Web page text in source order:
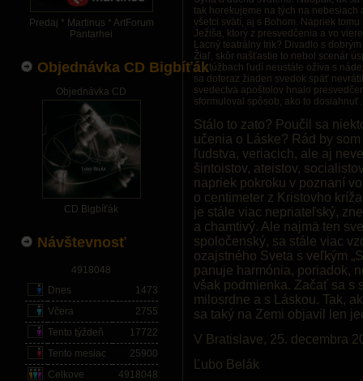
Predaj * Martinus * ArtForum
Pantarhei
Objednávka CD Bigbíťák
Objednávka CD
CD Bigbíťák
Návštevnosť
4918048
Dnes
1473
Včera
2755
Tento týždeň
17722
Tento mesiac
25900
Celkove
4918048
tak horekujeme na tých na
všetci svätí, aj s Bohom. Napriek
Ježiša, ktorý z presvedčenia a vo
Lacný teatrálny trik? Divadlo s
Žiaľ, skôr našťastie to nebol scenár
a v túžbach ľudí neustále ožíva s
sa doteraz žiaden svedok späť
svedectva apoštolov hnalo
sformuloval spôsob, ako to
Stálo to zato? Poučil sa
učenia o Láske? Rád by
ľudstva, veriacich, ale aj
šintoistov, ateistov,
napriek pokroku v poznaní
o centimeter z Kristovho
je stále viac nepriateľský,
a chamtivý. Ale najmä ten
spoločenský, sa stále viac
ozajstného Sveta s veľkým
panuje harmónia, poriadok,
však podmienka. Začať sa s
milosrdne a s Láskou. Tak,
sa taký na Zemi objavil len
V Bratislave, 25. decembra
Ľubo Belák